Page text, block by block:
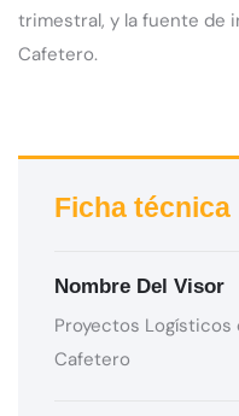
trimestral, y la fuente de
Cafetero.
Ficha técnica
Nombre Del Visor
Proyectos Logísticos
Cafetero